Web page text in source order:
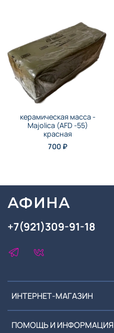
керамическая масса -
Majolica (AFD -55)
красная
700 ₽
ИНТЕРНЕТ-МАГАЗИН
ПОМОЩЬ И ИНФОРМАЦИЯ
+7(921)309-91-18
АФИНА